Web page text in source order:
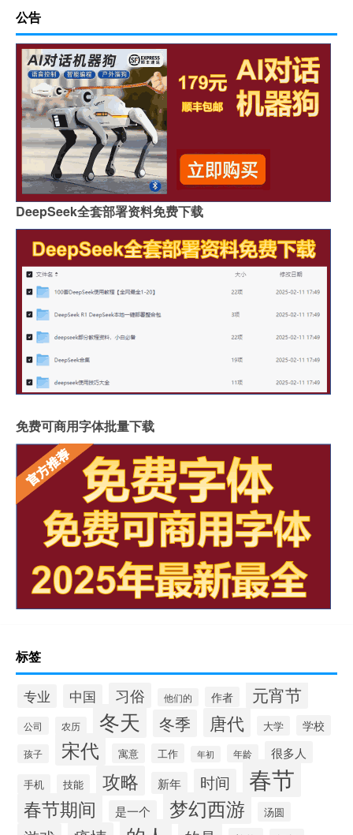
公告
DeepSeek全套部署资料免费下载
免费可商用字体批量下载
标签
专业 中国 习俗 他们的 作者 元宵节
公司 农历 冬天 冬季 唐代 大学 学校
孩子 宋代 寓意 工作 年初 年龄 很多人
手机 技能 攻略 新年 时间 春节
春节期间 是一个 梦幻西游 汤圆